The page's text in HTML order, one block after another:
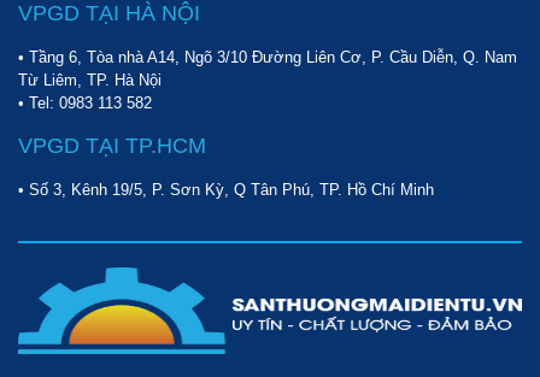
VPGD TẠI HÀ NỘI
• Tầng 6, Tòa nhà A14, Ngõ 3/10 Đường Liên Cơ, P. Cầu Diễn, Q. Nam
Từ Liêm, TP. Hà Nội
• Tel: 0983 113 582
VPGD TẠI TP.HCM
• Số 3, Kênh 19/5, P. Sơn Kỳ, Q Tân Phú, TP. Hồ Chí Minh